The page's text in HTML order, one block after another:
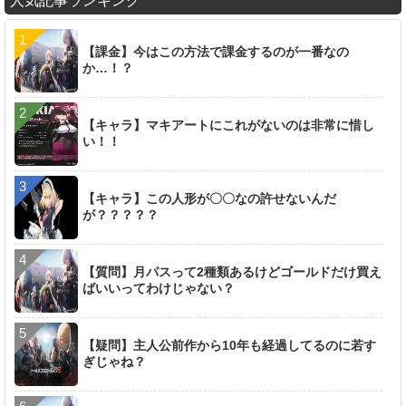
【課金】今はこの方法で課金するのが一番なの
か…！？
【キャラ】マキアートにこれがないのは非常に惜し
い！！
【キャラ】この人形が〇〇なの許せないんだ
が？？？？？
【質問】月パスって2種類あるけどゴールドだけ買え
ばいいってわけじゃない？
【疑問】主人公前作から10年も経過してるのに若す
ぎじゃね？